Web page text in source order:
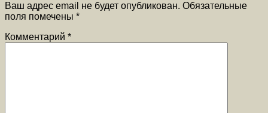
Ваш адрес email не будет опубликован. Обязательные
поля помечены *
Комментарий *